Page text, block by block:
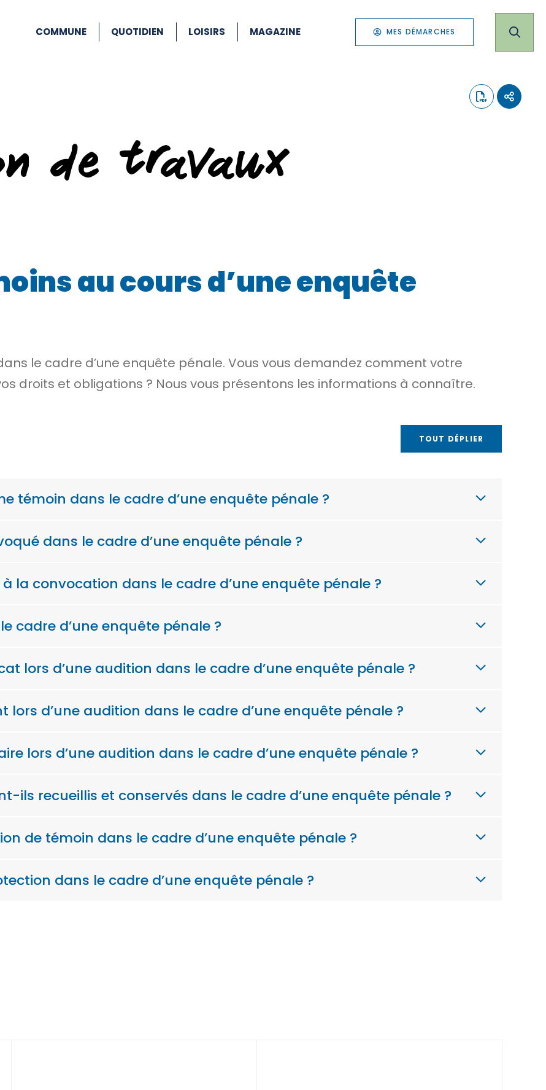
COMMUNE QUOTIDIEN LOISIRS MAGAZINE MES DÉMARCHES
de travaux
au cours d’une enquête
le cadre d’une enquête pénale. Vous vous demandez comment votre
droits et obligations ? Nous vous présentons les informations à connaître.
TOUT DÉPLIER
témoin dans le cadre d’une enquête pénale ?
dans le cadre d’une enquête pénale ?
la convocation dans le cadre d’une enquête pénale ?
cadre d’une enquête pénale ?
lors d’une audition dans le cadre d’une enquête pénale ?
d’une audition dans le cadre d’une enquête pénale ?
lors d’une audition dans le cadre d’une enquête pénale ?
ils recueillis et conservés dans le cadre d’une enquête pénale ?
de témoin dans le cadre d’une enquête pénale ?
dans le cadre d’une enquête pénale ?